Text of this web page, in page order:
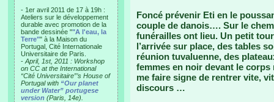
- 1er avril 2011 de 17 à 19h :
Ateliers sur le développement
durable avec promotion de la
bande dessinée ""A l'eau, la
Terre"" à la Maison du
Portugal, Cité Internationale
Universitaire de Paris.
- April, 1st, 2011 : Workshop
on CC at the International
“Cité Universitaire”’s House of
Portugal with “Our planet
under Water” portugese
version (Paris, 14e).
Foncé prévenir Eti en le
couple de danois…. Sur le
funérailles ont lieu. Un petit
l’arrivée sur place, des tables
réunion tuvaluenne, des
femmes en noir devant le
me faire signe de rentrer vite,
discours …